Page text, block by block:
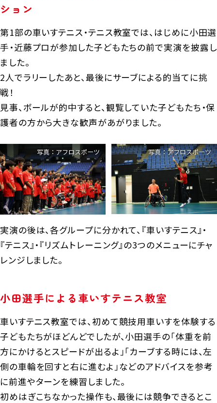
ション
第1部の車いすテニス・テニス教室では、はじめに小田選
手・近藤プロが参加した子どもたちの前で実演を披露し
ました。
2人でラリーしたあと、最後にサーブによる的当てに挑
戦！
見事、ボールが的中すると、観覧していた子どもたち・保
護者の方から大きな歓声があがりました。
写真：アフロスポーツ 写真：アフロスポーツ
実演の後は、各グループに分かれて、『車いすテニス』・
『テニス』・『リズムトレーニング』の3つのメニューにチャ
レンジしました。
小田選手による車いすテニス教室
車いすテニス教室では、初めて競技用車いすを体験する
子どもたちがほどんどでしたが、小田選手の「体重を前
方にかけるとスピードが出るよ」「カーブする時には、左
側の車輪を回すと右に進むよ」などのアドバイスを参考
に前進やターンを練習しました。
初めはぎこちなかった操作も、最後には競争できるとこ